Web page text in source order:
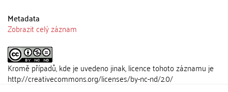
Metadata
Zobrazit celý záznam
Kromě případů, kde je uvedeno jinak, licence tohoto záznamu je
http://creativecommons.org/licenses/by-nc-nd/2.0/